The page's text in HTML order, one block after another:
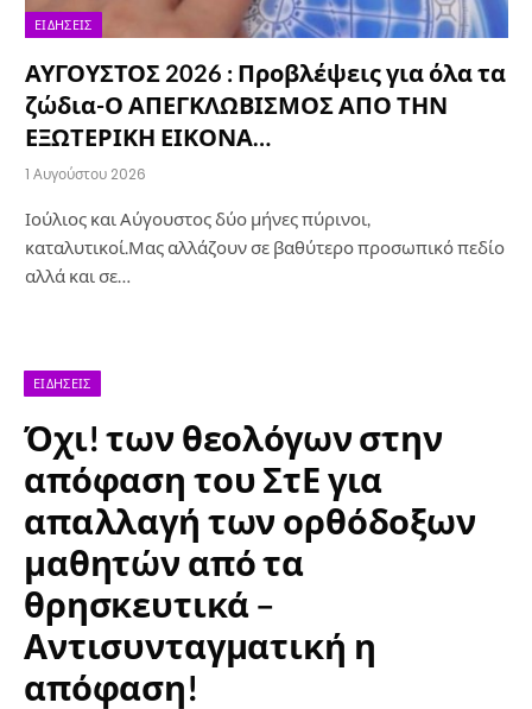
ΕΙΔΉΣΕΙΣ
ΑΥΓΟΥΣΤΟΣ 2026 : Προβλέψεις για όλα τα
ζώδια-Ο ΑΠΕΓΚΛΩΒΙΣΜΟΣ ΑΠΟ ΤΗΝ
ΕΞΩΤΕΡΙΚΗ ΕΙΚΟΝΑ…
1 Αυγούστου 2026
Ιούλιος και Αύγουστος δύο μήνες πύρινοι,
καταλυτικοί.Μας αλλάζουν σε βαθύτερο προσωπικό πεδίο
αλλά και σε…
ΕΙΔΉΣΕΙΣ
Όχι! των θεολόγων στην
απόφαση του ΣτΕ για
απαλλαγή των ορθόδοξων
μαθητών από τα
θρησκευτικά –
Αντισυνταγματική η
απόφαση!